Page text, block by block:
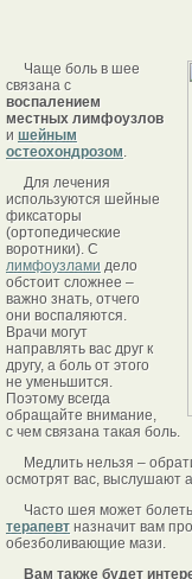
Чаще боль в шее
связана с
воспалением
местных лимфоузлов
и шейным
остеохондрозом.
Для лечения
используются шейные
фиксаторы
(ортопедические
воротники). С
лимфоузлами дело
обстоит сложнее –
важно знать, отчего
они воспаляются.
Врачи могут
направлять вас друг к
другу, а боль от этого
не уменьшится.
Поэтому всегда
обращайте внимание,
с чем связана такая боль.
Медлить нельзя –
осмотрят вас, выслушают
Часто шея может
терапевт назначит вам
обезболивающие мази.
Вам также будет